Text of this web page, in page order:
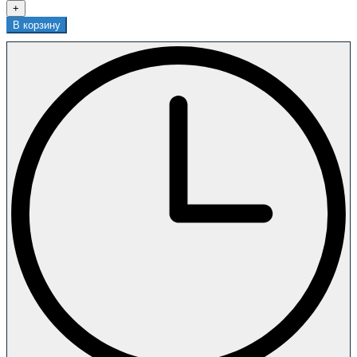
+
В корзину